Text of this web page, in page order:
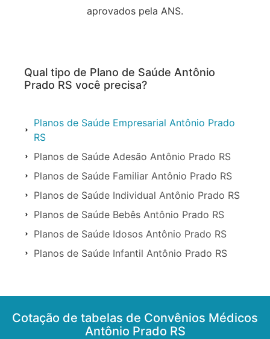
aprovados pela ANS.
Qual tipo de Plano de Saúde Antônio
Prado RS você precisa?
Planos de Saúde Empresarial Antônio Prado
RS
Planos de Saúde Adesão Antônio Prado RS
Planos de Saúde Familiar Antônio Prado RS
Planos de Saúde Individual Antônio Prado RS
Planos de Saúde Bebês Antônio Prado RS
Planos de Saúde Idosos Antônio Prado RS
Planos de Saúde Infantil Antônio Prado RS
Cotação de tabelas de Convênios Médicos
Antônio Prado RS